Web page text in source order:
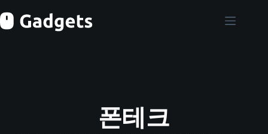
문
으
폰테크